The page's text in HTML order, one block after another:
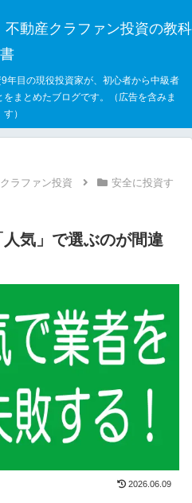
不動産クラファン投資の教科
書
年目の現役投資家が、初心者から中級者
まとめたブログです。（広告を含みま
す）
ラファン投資
安全に投資す
気」で選ぶのが間違
2026.06.09